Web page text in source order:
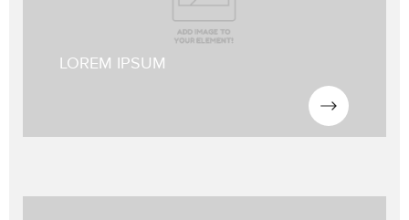
LOREM IPSUM
Lorem ipsum dolor sit amet, consetetur sadipscing elitr, sed diam